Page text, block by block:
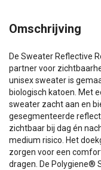
Omschrijving
De Sweater Reflective
partner voor
unisex sweater is
biologisch katoen. Met
sweater zacht aan en
gesegmenteerde
zichtbaar bij dag én
medium risico. Het
zorgen voor een
dragen. De Polygiene®